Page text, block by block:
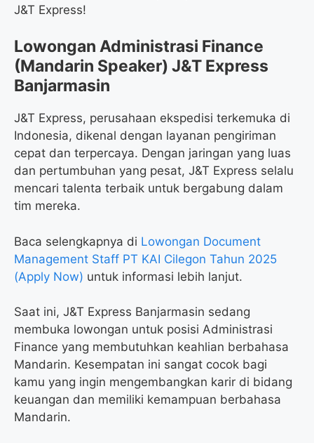
J&T Express!
Lowongan Administrasi Finance
(Mandarin Speaker) J&T Express
Banjarmasin
J&T Express, perusahaan ekspedisi terkemuka di
Indonesia, dikenal dengan layanan pengiriman
cepat dan terpercaya. Dengan jaringan yang luas
dan pertumbuhan yang pesat, J&T Express selalu
mencari talenta terbaik untuk bergabung dalam
tim mereka.
Baca selengkapnya di Lowongan Document
Management Staff PT KAI Cilegon Tahun 2025
(Apply Now) untuk informasi lebih lanjut.
Saat ini, J&T Express Banjarmasin sedang
membuka lowongan untuk posisi Administrasi
Finance yang membutuhkan keahlian berbahasa
Mandarin. Kesempatan ini sangat cocok bagi
kamu yang ingin mengembangkan karir di bidang
keuangan dan memiliki kemampuan berbahasa
Mandarin.